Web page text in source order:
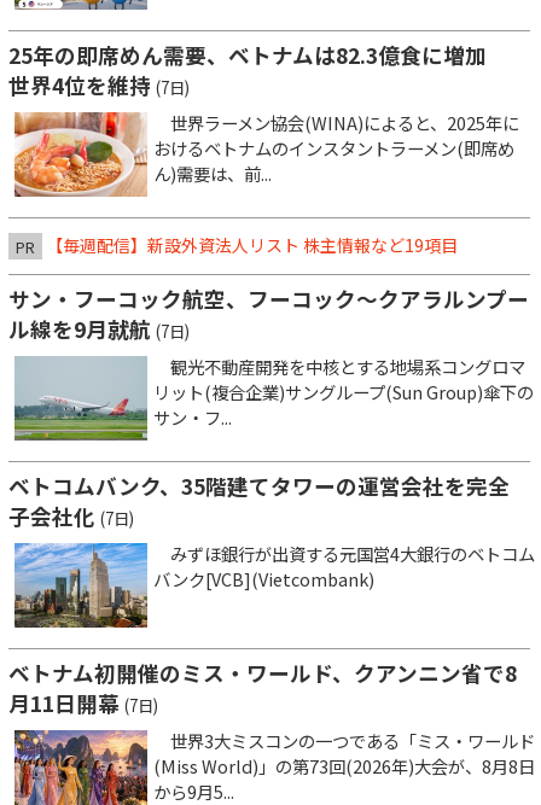
25年の即席めん需要、ベトナムは82.3億食に増加
世界4位を維持 (7日)
世界ラーメン協会(WINA)によると、2025年に
おけるベトナムのインスタントラーメン(即席め
ん)需要は、前...
PR 【毎週配信】新設外資法人リスト 株主情報など19項目
サン・フーコック航空、フーコック～クアラルンプー
ル線を9月就航 (7日)
観光不動産開発を中核とする地場系コングロマ
リット(複合企業)サングループ(Sun Group)傘下の
サン・フ...
ベトコムバンク、35階建てタワーの運営会社を完全
子会社化 (7日)
みずほ銀行が出資する元国営4大銀行のベトコム
バンク[VCB](Vietcombank)
ベトナム初開催のミス・ワールド、クアンニン省で8
月11日開幕 (7日)
世界3大ミスコンの一つである「ミス・ワールド
(Miss World)」の第73回(2026年)大会が、8月8日
から9月5...